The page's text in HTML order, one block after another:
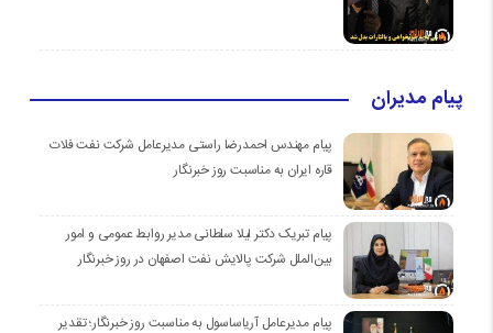
پیام مدیران
پیام مهندس احمدرضا راستی مدیرعامل شرکت نفت فلات
قاره ایران به مناسبت روز خبرنگار
پیام تبریک دکتر لیلا سلطانی مدیر روابط عمومی و امور
بین‌الملل شرکت پالایش نفت اصفهان در روز خبرنگار
پیام مدیرعامل آریاساسول به مناسبت روز خبرنگار؛ تقدیر